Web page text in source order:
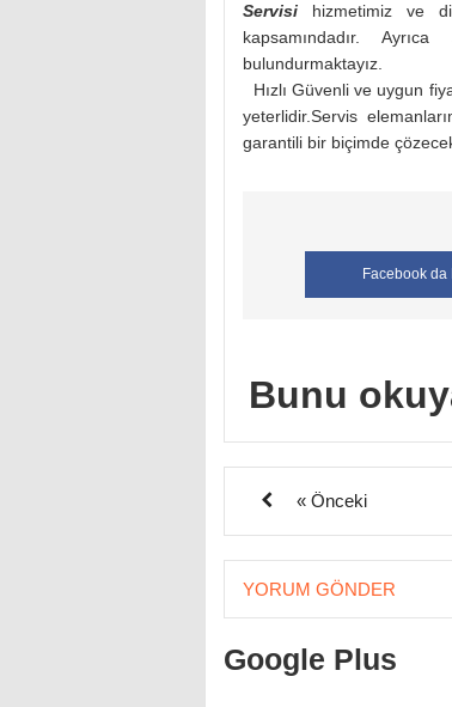
Servisi hizmetimiz ve
kapsamındadır.
bulundurmaktayız.
Hızlı Güvenli ve uygun
yeterlidir.Servis
garantili bir biçimde
Facebook da
Bunu
« Önceki
YORUM GÖNDER
Google Plus